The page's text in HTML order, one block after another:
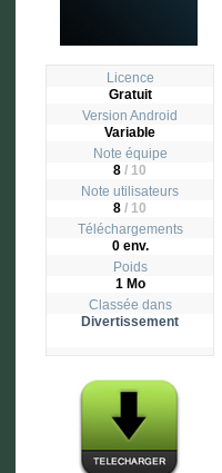
Licence
Gratuit
Version Android
Variable
Note équipe
8 / 10
Note utilisateurs
8 / 10
Téléchargements
0 env.
Poids
1 Mo
Classée dans
Divertissement